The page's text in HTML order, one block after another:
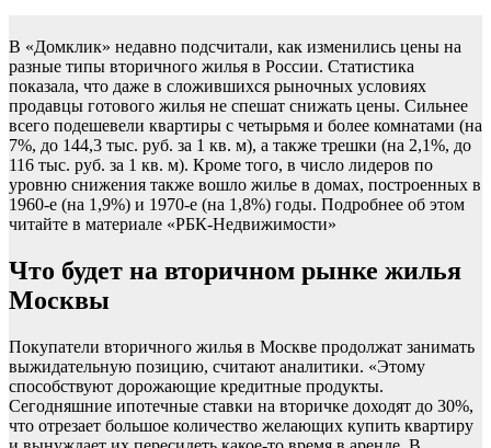
В «Домклик» недавно подсчитали, как изменились цены на
разные типы вторичного жилья в России. Статистика
показала, что даже в сложившихся рыночных условиях
продавцы готового жилья не спешат снижать цены. Сильнее
всего подешевели квартиры с четырьмя и более комнатами (на
7%, до 144,3 тыс. руб. за 1 кв. м), а также трешки (на 2,1%, до
116 тыс. руб. за 1 кв. м). Кроме того, в число лидеров по
уровню снижения также вошло жилье в домах, построенных в
1960-е (на 1,9%) и 1970-е (на 1,8%) годы. Подробнее об этом
читайте в материале «РБК-Недвижимости»
Что будет на вторичном рынке жилья
Москвы
Покупатели вторичного жилья в Москве продолжат занимать
выжидательную позицию, считают аналитики. «Этому
способствуют дорожающие кредитные продукты.
Сегодняшние ипотечные ставки на вторичке доходят до 30%,
что отрезает большое количество желающих купить квартиру